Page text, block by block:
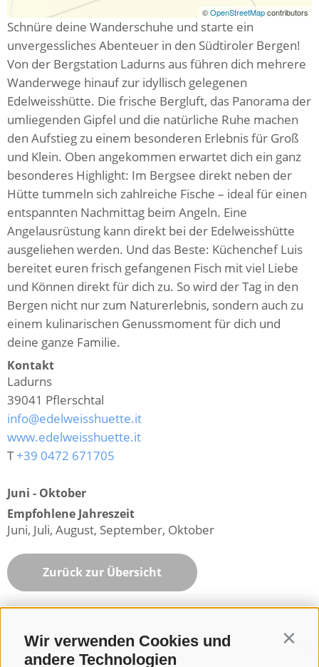
Wir verwenden Cookies und
andere Technologien
©OpenStreetMapcontributors
Schnüre deine Wanderschuhe und starte ein
unvergessliches Abenteuer in den Südtiroler Bergen!
Von der Bergstation Ladurns aus führen dich mehrere
Wanderwege hinauf zur idyllisch gelegenen
Edelweisshütte. Die frische Bergluft, das Panorama der
umliegenden Gipfel und die natürliche Ruhe machen
den Aufstieg zu einem besonderen Erlebnis für Groß
und Klein. Oben angekommen erwartet dich ein ganz
besonderes Highlight: Im Bergsee direkt neben der
Hütte tummeln sich zahlreiche Fische – ideal für einen
entspannten Nachmittag beim Angeln. Eine
Angelausrüstung kann direkt bei der Edelweisshütte
ausgeliehen werden. Und das Beste: Küchenchef Luis
bereitet euren frisch gefangenen Fisch mit viel Liebe
und Können direkt für dich zu. So wird der Tag in den
Bergen nicht nur zum Naturerlebnis, sondern auch zu
einem kulinarischen Genussmoment für dich und
deine ganze Familie.
Kontakt
Ladurns
39041 Pflerschtal
info@edelweisshuette.it
www.edelweisshuette.it
T+39 0472 671705
Juni - Oktober
Empfohlene Jahreszeit
Juni, Juli, August, September, Oktober
Zurück zur Übersicht